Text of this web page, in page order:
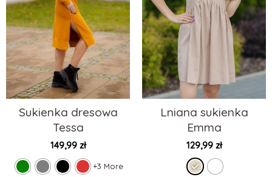
Sukienka dresowa
Tessa
149,99 zł
+3 More
Lniana sukienka
Emma
129,99 zł